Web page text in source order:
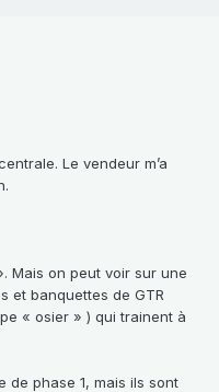
Le vendeur m’a
Mais on peut voir sur une
et banquettes de GTR
« osier » ) qui trainent à
de phase 1, mais ils sont